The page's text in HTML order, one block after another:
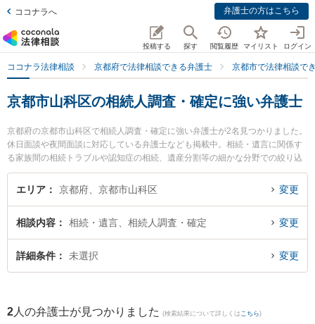
ココナラへ 弁護士の方はこちら
投稿する 探す 閲覧履歴 マイリスト ログイン
ココナラ法律相談 京都府で法律相談できる弁護士 京都市で法律相談で
京都市山科区の相続人調査・確定に強い弁護士
京都府の京都市山科区で相続人調査・確定に強い弁護士が2名見つかりました。
休日面談や夜間面談に対応している弁護士なども掲載中。相続・遺言に関係す
る家族間の相続トラブルや認知症の相続、遺産分割等の細かな分野での絞り込
み検索もでき便利です。特に山科総合法律事務所の山田 博司弁護士や山科総合
法律事務所の樋口 俊介弁護士のプロフィール情報や弁護士費用、強みなどが注
の実績豊富な近くの弁護士を検索したい』『初回相談無料で相続人調査・確定
を法律相談できる京都市山科区内の弁護士に相談予約したい』などでお困りの
相談者さんにおすすめです。
エリア 京都府、京都市山科区 変更
相談内容 相続・遺言、相続人調査・確定 変更
詳細条件 未選択 変更
2 人の弁護士が見つかりました (検索結果について詳しくは こちら)